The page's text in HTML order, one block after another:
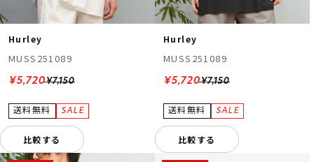
Hurley
MUSS251089
¥7,150
¥5,720
比較する
Hurley
MUSS251089
¥7,150
¥5,720
比較する